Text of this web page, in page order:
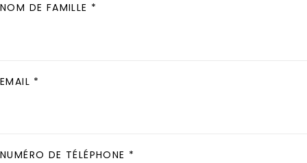
NOM DE FAMILLE *
EMAIL *
NUMÉRO DE TÉLÉPHONE *